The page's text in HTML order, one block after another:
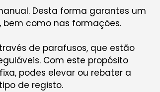
Desta forma garantes um
bem como nas formações.
de parafusos, que estão
Com este propósito
podes elevar ou rebater a
de registo.